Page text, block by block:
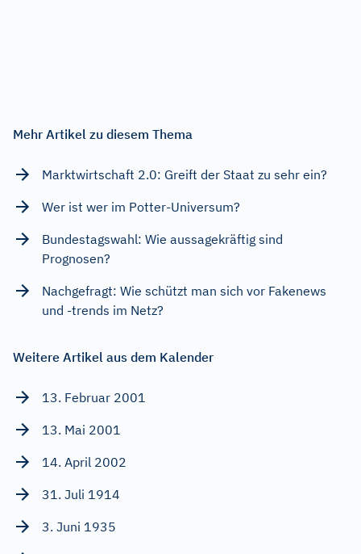
Mehr Artikel zu diesem Thema
Marktwirtschaft 2.0: Greift der Staat zu sehr ein?
Wer ist wer im Potter-Universum?
Bundestagswahl: Wie aussagekräftig sind
Prognosen?
Nachgefragt: Wie schützt man sich vor Fakenews
und -trends im Netz?
Weitere Artikel aus dem Kalender
13. Februar 2001
13. Mai 2001
14. April 2002
31. Juli 1914
3. Juni 1935